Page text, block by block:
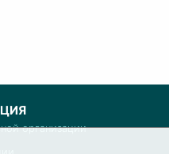
организации